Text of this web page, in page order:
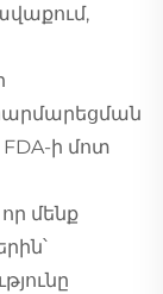
ի մոտ
մենք